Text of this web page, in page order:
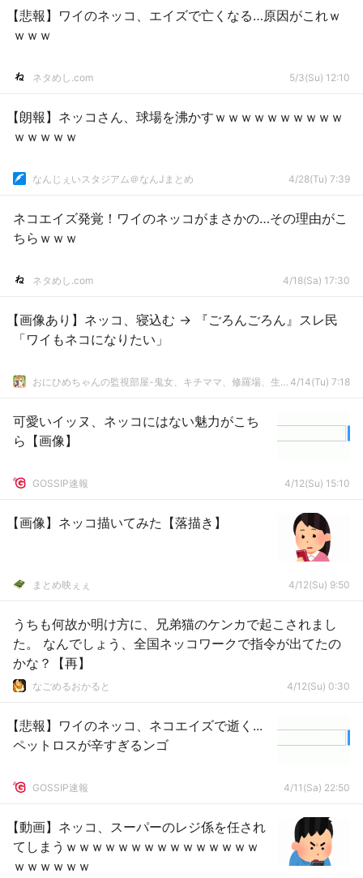
【悲報】ワイのネッコ、エイズで亡くなる…原因がこれｗ
ｗｗｗ
ネタめし.com 5/3(Su) 12:10
【朗報】ネッコさん、球場を沸かすｗｗｗｗｗｗｗｗｗｗ
ｗｗｗｗｗ
なんじぇいスタジアム＠なんJまとめ 4/28(Tu) 7:39
ネコエイズ発覚！ワイのネッコがまさかの…その理由がこ
ちらｗｗｗ
ネタめし.com 4/18(Sa) 17:30
【画像あり】ネッコ、寝込む → 『ごろんごろん』スレ民
「ワイもネコになりたい」
おにひめちゃんの監視部屋-鬼女、キチママ、修羅場、生活まとめ- 4/14(Tu) 7:18
可愛いイッヌ、ネッコにはない魅力がこち
ら【画像】
GOSSIP速報 4/12(Su) 15:10
【画像】ネッコ描いてみた【落描き】
まとめ映ぇぇ 4/12(Su) 9:50
うちも何故か明け方に、兄弟猫のケンカで起こされまし
た。 なんでしょう、全国ネッコワークで指令が出てたの
かな？【再】
なごめるおかると 4/12(Su) 0:30
【悲報】ワイのネッコ、ネコエイズで逝く...
ペットロスが辛すぎるンゴ
GOSSIP速報 4/11(Sa) 22:50
【動画】ネッコ、スーパーのレジ係を任され
てしまうｗｗｗｗｗｗｗｗｗｗｗｗｗｗｗ
ｗｗｗｗｗｗ